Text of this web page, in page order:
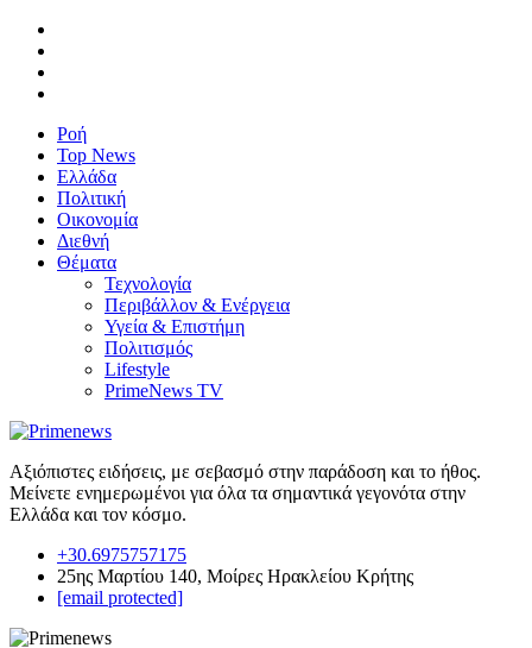
Ροή
Top News
Ελλάδα
Πολιτική
Οικονομία
Διεθνή
Θέματα
Τεχνολογία
Περιβάλλον & Ενέργεια
Υγεία & Επιστήμη
Πολιτισμός
Lifestyle
PrimeNews TV
Αξιόπιστες ειδήσεις, με σεβασμό στην παράδοση και το ήθος.
Μείνετε ενημερωμένοι για όλα τα σημαντικά γεγονότα στην
Ελλάδα και τον κόσμο.
+30.6975757175
25ης Μαρτίου 140, Μοίρες Ηρακλείου Κρήτης
[email protected]